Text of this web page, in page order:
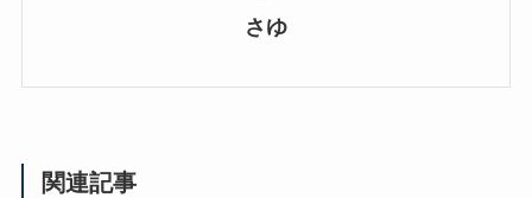
さゆ
関連記事